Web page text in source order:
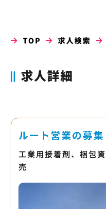
TOP 求人検索
求人詳細
ルート営業の募集
工業用接着剤、梱包
売